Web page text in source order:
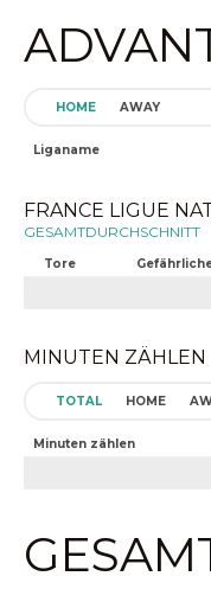
HOME AWAY
Liganame
FRANCE LIGUE
GESAMTDURCHSCHNITT
Tore
MINUTEN ZÄHLEN
TOTAL HOME
Minuten zählen